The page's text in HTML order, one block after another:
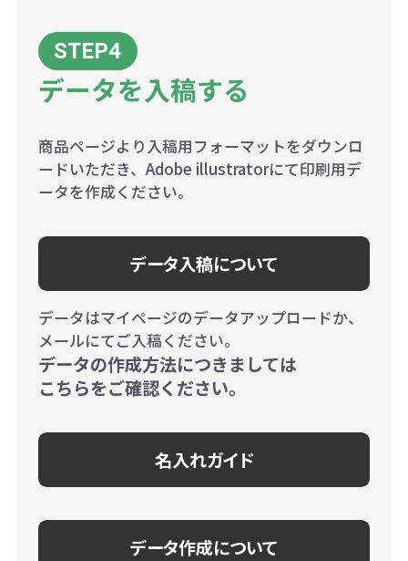
データを入稿する
商品ページより入稿用フォーマットをダウンロ
ードいただき、Adobe illustratorにて印刷用デ
ータを作成ください。
データ入稿について
データはマイページのデータアップロードか、
メールにてご入稿ください。
データの作成方法につきましては
こちらをご確認ください。
名入れガイド
データ作成について